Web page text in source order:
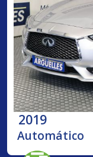
2019
Automático